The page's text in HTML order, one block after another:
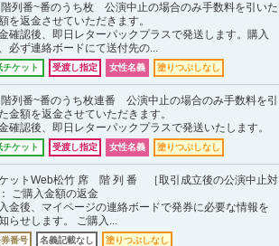
階列番~番のうち枚 公演中止の場合のみ手数料を引いた
を返金させていただきます。
確認後、即日レターパックプラスで発送します。購入
必ず連絡ボードにて送付先の...
チケット 受渡し指定 女性名義 塗りつぶしなし
階列番~番のうち枚連番 公演中止の場合のみ手数料を引
金額を返金させていただきます。
確認後、即日レターパックプラスで発送いたします。
チケット 受渡し指定 女性名義 塗りつぶしなし
ットWeb松竹 席 階 列 番 ［取引成立後の公演中止対
ご購入金額の返金
金後、マイページの連絡ボードで発券に必要な情報を
らせします。 ご購入...
番号 名義記載なし 塗りつぶしなし